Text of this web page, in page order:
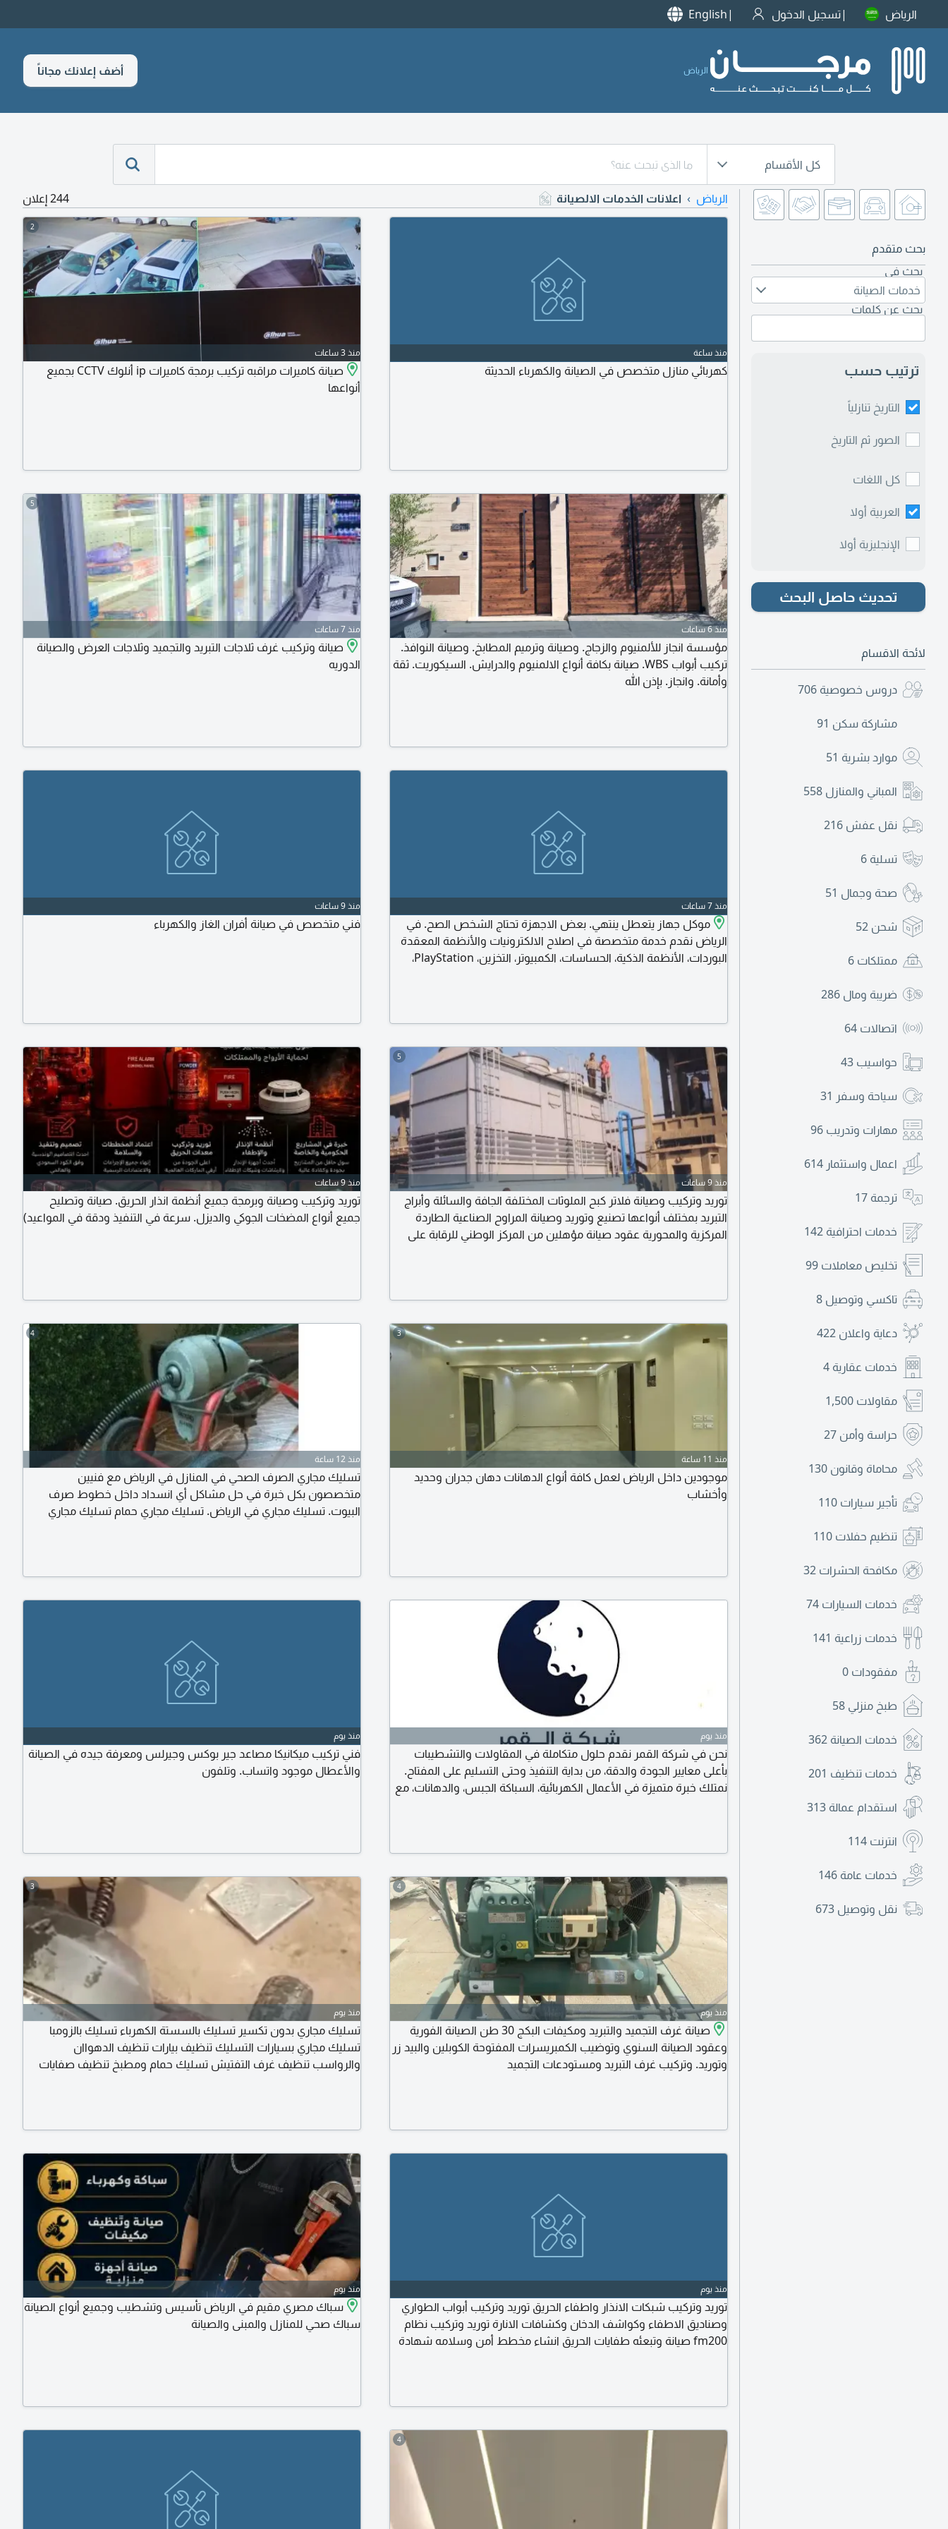
الرياض تسجيل الدخول English
الرياض أضف إعلانك مجاناً
كل الأقسام
بحث متقدم
بحث في
خدمات الصيانة
بحث عن كلمات
ترتيب حسب
التاريخ تنازلياً
الصور ثم التاريخ
كل اللغات
العربية أولا
الإنجليزية أولا
تحديث حاصل البحث
لائحة الاقسام
دروس خصوصية 706
مشاركة سكن 91
موارد بشرية 51
المباني والمنازل 558
نقل عفش 216
تسلية 6
صحة وجمال 51
شحن 52
ممتلكات 6
ضريبة ومال 286
اتصالات 64
حواسيب 43
سياحة وسفر 31
مهارات وتدريب 96
اعمال واستثمار 614
ترجمة 17
خدمات احترافية 142
تخليص معاملات 99
تاكسي وتوصيل 8
دعاية واعلان 422
خدمات عقارية 4
مقاولات 1,500
حراسة وأمن 27
محاماة وقانون 130
تأجير سيارات 110
تنظيم حفلات 110
مكافحة الحشرات 32
خدمات السيارات 74
خدمات زراعية 141
مفقودات 0
طبخ منزلي 58
خدمات الصيانة 362
خدمات تنظيف 201
استقدام عمالة 313
انترنت 114
خدمات عامة 146
نقل وتوصيل 673
الرياض اعلانات الخدمات الالصيانة 244 إعلان
منذ ساعة
كهربائي منازل متخصص في الصيانة والكهرباء الحديثة
2
منذ 3 ساعات
صيانة كاميرات مراقبه تركيب برمجة كاميرات ip أنلوك CCTV بجميع
أنواعها
منذ 6 ساعات
مؤسسة انجاز للألمنيوم والزجاج. وصيانة وترميم المطابخ. وصيانة النوافذ.
تركيب أبواب WBS. صيانة بكافة أنواع الالمنيوم والدرايش. السيكوريت. ثقة
وأمانة. وانجاز. بإذن الله
5
منذ 7 ساعات
صيانة وتركيب غرف ثلاجات التبريد والتجميد وثلاجات العرض والصيانة
الدوريه
منذ 7 ساعات
موكل جهاز يتعطل ينتهي. بعض الاجهزة تحتاج الشخص الصح. في
الرياض نقدم خدمة متخصصة في اصلاح الالكترونيات والأنظمة المعقدة
البوردات، الأنظمة الذكية، الحساسات، الكمبيوتر، التخزين، PlayStation،
منذ 9 ساعات
فني متخصص في صيانة أفران الغاز والكهرباء
5
منذ 9 ساعات
توريد وتركيب وصيانة فلاتر كبح الملوثات المختلفة الجافة والسائلة وأبراج
التبريد بمختلف أنواعها تصنيع وتوريد وصيانة المراوح الصناعية الطاردة
المركزية والمحورية عقود صيانة مؤهلين من المركز الوطني للرقابة على
منذ 9 ساعات
توريد وتركيب وصيانة وبرمجة جميع أنظمة انذار الحريق. صيانة وتصليح
جميع أنواع المضخات الجوكي والديزل. سرعة في التنفيذ ودقة في المواعيد)
3
منذ 11 ساعة
موجودين داخل الرياض لعمل كافة أنواع الدهانات دهان جدران وحديد
وأخشاب
4
منذ 12 ساعة
تسليك مجاري الصرف الصحي في المنازل في الرياض مع فنيين
متخصصون بكل خبرة في حل مشاكل أي انسداد داخل خطوط صرف
البيوت. تسليك مجاري في الرياض. تسليك مجاري حمام تسليك مجاري
منذ يوم
نحن في شركة القمر نقدم حلول متكاملة في المقاولات والتشطيبات
بأعلى معايير الجودة والدقة، من بداية التنفيذ وحتى التسليم على المفتاح.
نمتلك خبرة متميزة في الأعمال الكهربائية، السباكة الجبس، والدهانات، مع
منذ يوم
فني تركيب ميكانيكا مصاعد جير بوكس وجيرلس ومعرفة جيده في الصيانة
والأعطال موجود واتساب. وتلفون
4
منذ يوم
صيانة غرف التجميد والتبريد ومكيفات البكج 30 طن الصيانة الفورية
وعقود الصيانة السنوي وتوضيب الكمبريسرات المفتوحة الكوبلين والبيد زر
وتوريد. وتركيب غرف التبريد ومستودعات التجميد
3
منذ يوم
تسليك مجاري بدون تكسير تسليك بالسستة الكهرباء تسليك بالزومبا
تسليك مجاري بسيارات التسليك تنظيف بيارات تنظيف الدهواان
والرواسب تنظيف غرف التفتيش تسليك حمام ومطبخ تنظيف صفايات
منذ يوم
توريد وتركيب شبكات الانذار واطفاء الحريق توريد وتركيب أبواب الطواري
وصناديق الاطفاء وكواشف الدخان وكشافات الانارة توريد وتركيب نظام
fm200 صيانة وتبعئه طفايات الحريق انشاء مخطط أمن وسلامه شهادة
منذ يوم
سباك مصري مقيم في الرياض تأسيس وتشطيب وجميع أنواع الصيانة
سباك صحي للمنازل والمبنى والصيانة
4